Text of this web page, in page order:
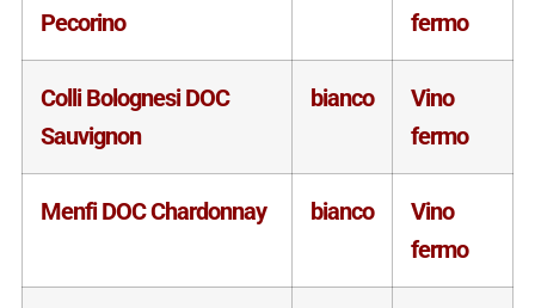
Pecorino
fermo
Colli Bolognesi DOC
Sauvignon
bianco
Vino
fermo
Menfi DOC Chardonnay bianco
Vino
fermo